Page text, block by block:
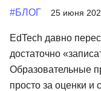
#БЛОГ 25 июня
EdTech давно
достаточно
Образовательные
просто за оценки и
Маркетинг